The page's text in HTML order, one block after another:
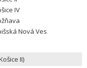
IV
Nová Ves